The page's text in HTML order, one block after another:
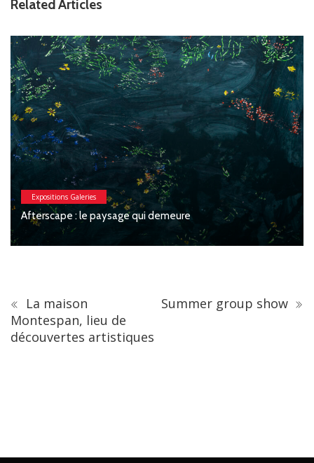
Related Articles
qui demeure
Expositions Galeries
Macchia : Jesse
Féronnière
La maison
Montespan, lieu de
découvertes artistiques
Summer group show